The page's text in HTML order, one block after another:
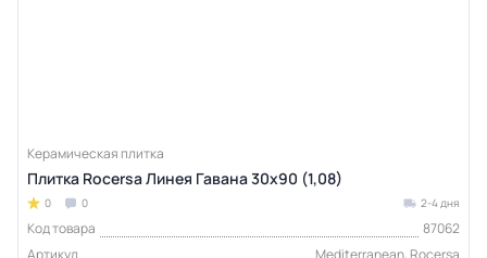
Керамическая плитка
Плитка Rocersa Линея Гавана 30x90 (1,08)
0 0 2-4 дня
Код товара
87062
Артикул
Mediterranean, Rocersa